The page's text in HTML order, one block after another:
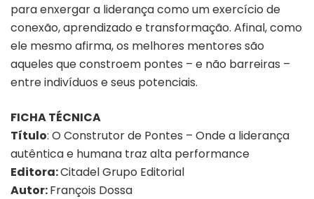
para enxergar a liderança como um exercício de
conexão, aprendizado e transformação. Afinal, como
ele mesmo afirma, os melhores mentores são
aqueles que constroem pontes – e não barreiras –
entre indivíduos e seus potenciais.
FICHA TÉCNICA
Título: O Construtor de Pontes – Onde a liderança
autêntica e humana traz alta performance
Editora:Citadel Grupo Editorial
Autor:François Dossa